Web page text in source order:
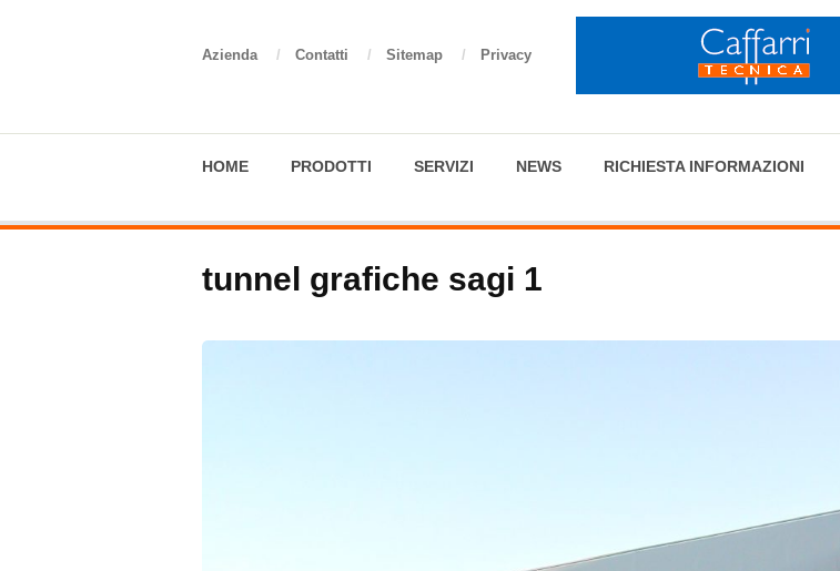
Azienda / Contatti / Sitemap / Privacy
HOME PRODOTTI SERVIZI NEWS RICHIESTA INFORMAZIONI
tunnel grafiche sagi 1